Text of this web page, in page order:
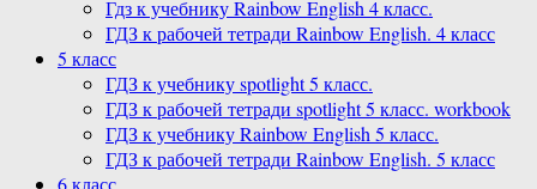
Гдз к учебнику Rainbow English 4 класс.
ГДЗ к рабочей тетради Rainbow English. 4 класс
5 класс
ГДЗ к учебнику spotlight 5 класс.
ГДЗ к рабочей тетради spotlight 5 класс. workbook
ГДЗ к учебнику Rainbow English 5 класс.
ГДЗ к рабочей тетради Rainbow English. 5 класс
6 класс